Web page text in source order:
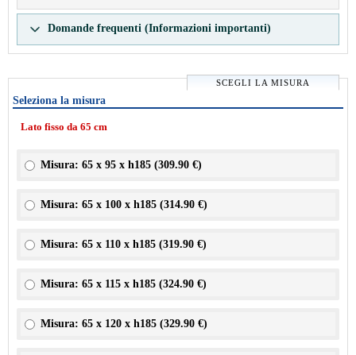
Domande frequenti (Informazioni importanti)
SCEGLI LA MISURA
Seleziona la misura
Lato fisso da 65 cm
Misura: 65 x 95 x h185 (309.90 €)
Misura: 65 x 100 x h185 (314.90 €)
Misura: 65 x 110 x h185 (319.90 €)
Misura: 65 x 115 x h185 (324.90 €)
Misura: 65 x 120 x h185 (329.90 €)